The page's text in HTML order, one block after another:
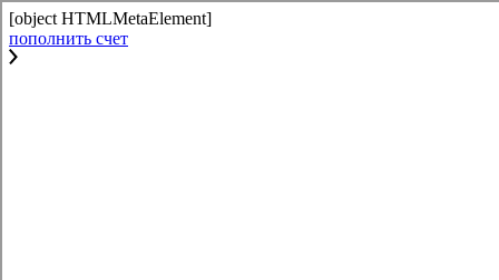
[object HTMLMetaElement]
пополнить счет